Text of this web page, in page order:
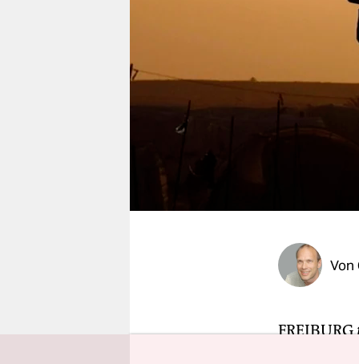
veranstaltungen
shop
fragen & hilfe
unterstützen
Von
FREIBURG
Das hat